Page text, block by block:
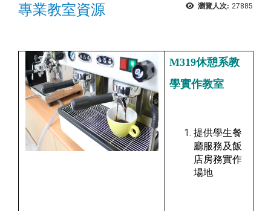
瀏覽人次: 27885
專業教室資源
M319休憩系教
學實作教室
提供學生餐
廳服務及飯
店房務實作
場地